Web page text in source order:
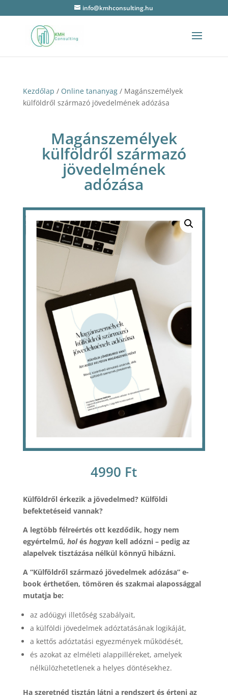
info@kmhconsulting.hu
Kezdőlap / Online tananyag/ Magánszemélyek
külföldről származó jövedelmének adózása
Magánszemélyek
külföldről származó
jövedelmének
adózása
4990 Ft
Külföldről érkezik a jövedelmed? Külföldi
befektetéseid vannak?
A legtöbb félreértés ott kezdődik, hogy nem
egyértelmű, holés hogyankell adózni – pedig az
alapelvek tisztázása nélkül könnyű hibázni.
A “Külföldről származó jövedelmek adózása” e-
book érthetően, tömören és szakmai alapossággal
mutatja be:
az adóügyi illetőség szabályait,
a külföldi jövedelmek adóztatásának logikáját,
a kettős adóztatási egyezmények működését,
és azokat az elméleti alappilléreket, amelyek
nélkülözhetetlenek a helyes döntésekhez.
Ha szeretnéd tisztán látni a rendszert és érteni az